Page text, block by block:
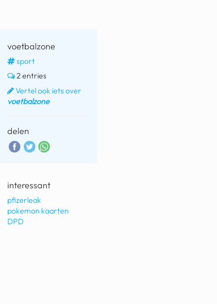
voetbalzone
sport
2 entries
Vertel ook iets over
voetbalzone
delen
interessant
pfizerleak
pokemon kaarten
DPD